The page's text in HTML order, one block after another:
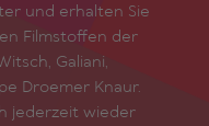
und erhalten Sie
Filmstoffen der
Galiani,
Droemer Knaur.
jederzeit wieder